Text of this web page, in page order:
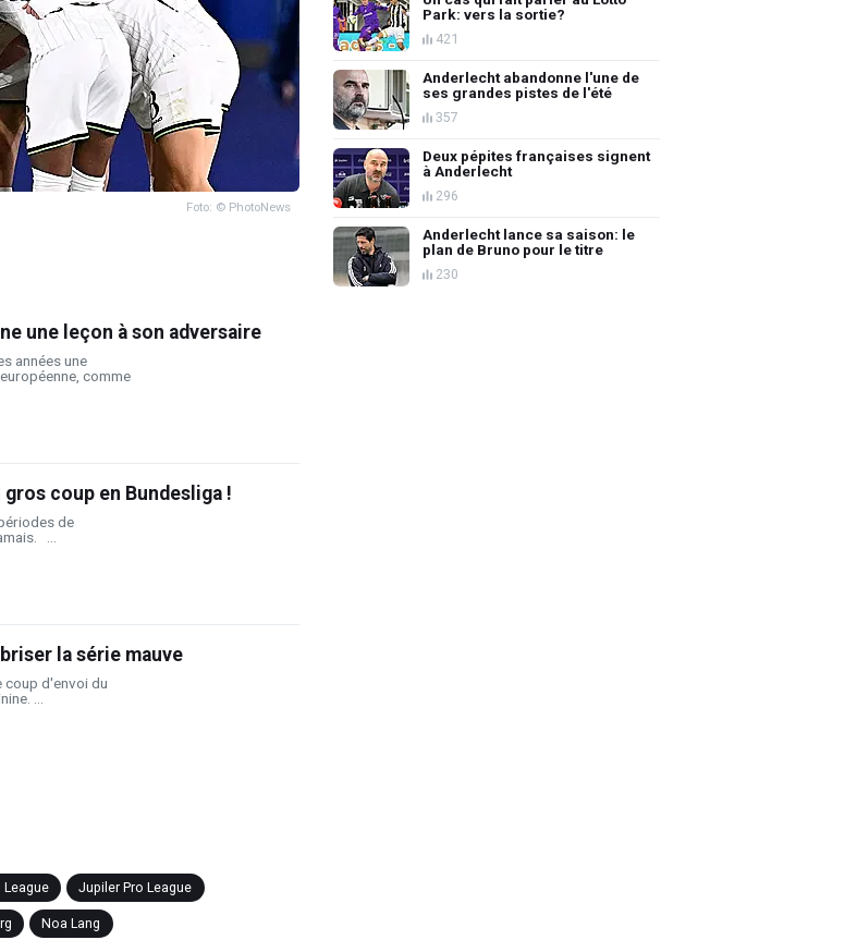
Foto: © PhotoNews
une leçon à son adversaire
années une
comme
coup en Bundesliga !
de
...
la série mauve
coup d'envoi du
...
League Jupiler Pro League
Noa Lang
Park: vers la sortie?
421
Anderlecht abandonne l'une de
ses grandes pistes de l'été
357
Deux pépites françaises signent
à Anderlecht
296
Anderlecht lance sa saison: le
plan de Bruno pour le titre
230